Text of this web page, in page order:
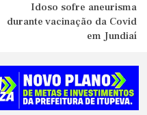
Idoso sofre aneurisma
durante vacinação da Covid
em Jundiaí